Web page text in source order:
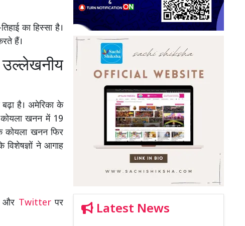
का हिस्सा है।
हैं।
बढ़ा है। अमेरिका के
खनन में 19
कोयला खनन फिर
विशेषज्ञों ने आगाह
Twitterपर
Latest News